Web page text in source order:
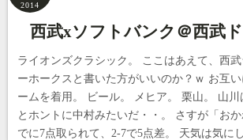
2014
西武xソフトバンク＠西武
ライオンズクラシック。 ここはあえて、西
ーホークスと書いた方がいいのか？ｗ お互
ームを着用。 ビール。 メヒア。 栗山。 山川
とホントに中村みたいだ・・。 さすが「お
でに7点取られて、2-7で5点差。 天気は気に